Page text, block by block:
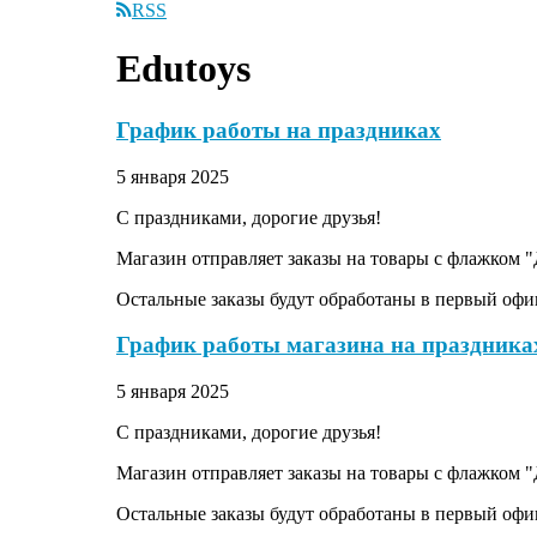
RSS
Edutoys
График работы на праздниках
5 января 2025
С праздниками, дорогие друзья!
Магазин отправляет заказы на товары с флажком
Остальные заказы будут обработаны в первый
График работы магазина на
5 января 2025
С праздниками, дорогие друзья!
Магазин отправляет заказы на товары с флажком
Остальные заказы будут обработаны в первый